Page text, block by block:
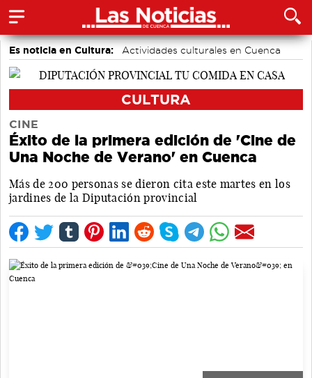
Es noticia en Cultura: Actividades culturales en Cuenca
CULTURA
CINE
Éxito de la primera edición de 'Cine de
Una Noche de Verano' en Cuenca
Más de 200 personas se dieron cita este martes en los
jardines de la Diputación provincial